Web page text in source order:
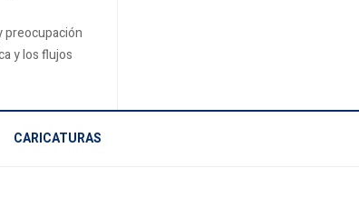
preocupación
y los flujos
CARICATURAS